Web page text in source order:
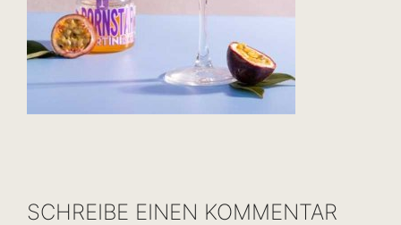
SCHREIBE EINEN KOMMENTAR